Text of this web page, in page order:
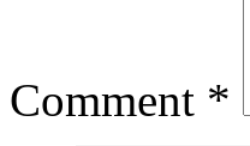
Comment *